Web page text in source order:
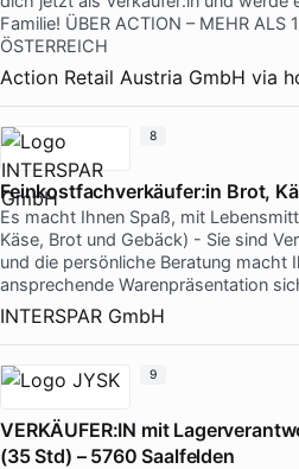
Familie! ÜBER ACTION – MEHR ALS
ÖSTERREICH
Action Retail Austria GmbH via
Feinkostfachverkäufer:in Brot,
Es macht Ihnen Spaß, mit
Käse, Brot und Gebäck) - Sie sind
und die persönliche Beratung macht
ansprechende Warenpräsentation
INTERSPAR GmbH
8
VERKÄUFER:IN mit
(35 Std) – 5760 Saalfelden
9